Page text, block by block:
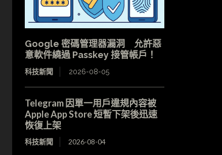
Google 密碼管理器漏洞 允許惡
意軟件繞過 Passkey 接管帳戶！
科技新聞 2026-08-05
Telegram 因單一用戶違規內容被
Apple App Store 短暫下架後迅速
恢復上架
科技新聞 2026-08-04